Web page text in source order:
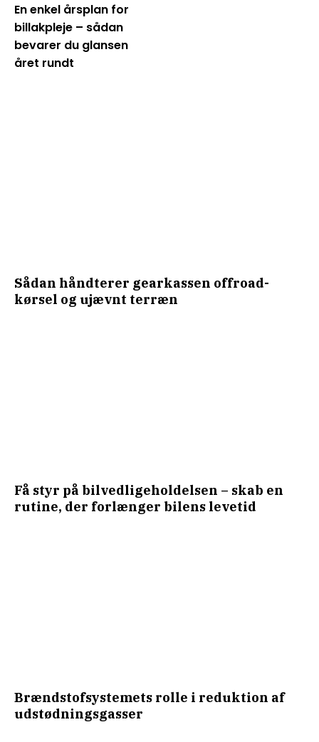
En enkel årsplan for
billakpleje – sådan
bevarer du glansen
året rundt
Sådan håndterer gearkassen offroad-
kørsel og ujævnt terræn
Få styr på bilvedligeholdelsen – skab en
rutine, der forlænger bilens levetid
Brændstofsystemets rolle i reduktion af
udstødningsgasser